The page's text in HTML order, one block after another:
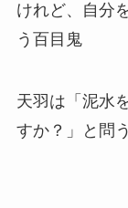
けれど、自分
う百目鬼
天羽は「泥水
すか？」と問う